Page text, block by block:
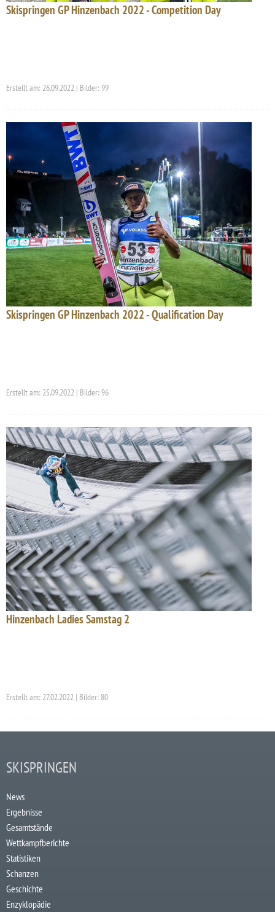
Skispringen GP Hinzenbach 2022 - Competition Day
Erstellt am: 26.09.2022 | Bilder: 99
Skispringen GP Hinzenbach 2022 - Qualification Day
Erstellt am: 25.09.2022 | Bilder: 96
Hinzenbach Ladies Samstag 2
Erstellt am: 27.02.2022 | Bilder: 80
SKISPRINGEN
News
Ergebnisse
Gesamtstände
Wettkampfberichte
Statistiken
Schanzen
Geschichte
Enzyklopädie